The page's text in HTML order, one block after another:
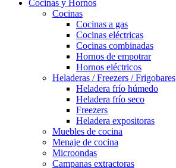
Cocinas y Hornos
Cocinas
Cocinas a gas
Cocinas eléctricas
Cocinas combinadas
Hornos de empotrar
Hornos eléctricos
Heladeras / Freezers / Frigobares
Heladera frío húmedo
Heladera frío seco
Freezers
Heladera expositoras
Muebles de cocina
Menaje de cocina
Microondas
Campanas extractoras